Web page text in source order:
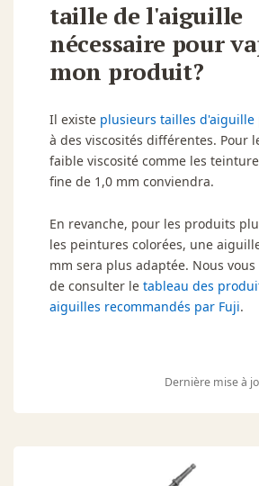
taille de l'aiguille
nécessaire pour
mon produit?
Il existe plusieurs tailles d'aiguille
à des viscosités différentes. Pour
faible viscosité comme les
fine de 1,0 mm conviendra.
En revanche, pour les produits
les peintures colorées, une
mm sera plus adaptée. Nous
de consulter le tableau des
aiguilles recommandés par Fuji.
Dernière mise à